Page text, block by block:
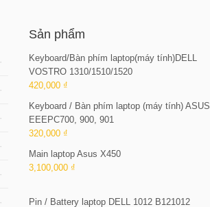
Sản phẩm
Keyboard/Bàn phím laptop(máy tính)DELL
VOSTRO 1310/1510/1520
420,000 ₫
Keyboard / Bàn phím laptop (máy tính) ASUS
EEEPC700, 900, 901
320,000 ₫
Main laptop Asus X450
3,100,000 ₫
Pin / Battery laptop DELL 1012 B121012